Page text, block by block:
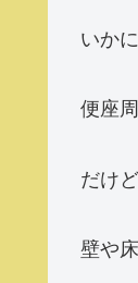
いか
便座
だけ
壁や